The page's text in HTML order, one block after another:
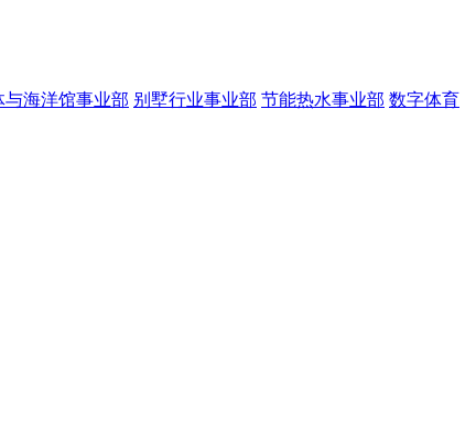
与海洋馆事业部 别墅行业事业部 节能热水事业部 数字体育